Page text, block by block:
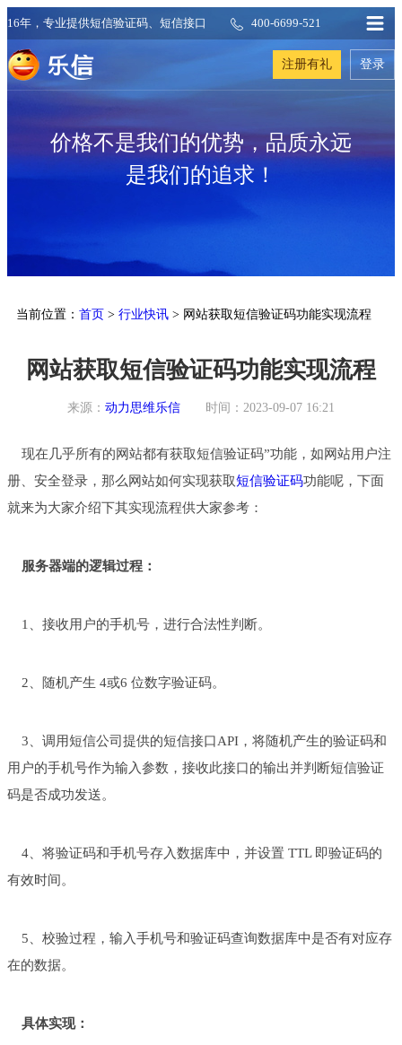
16年，专业提供短信验证码、短信接口 400-6699-521
注册有礼 登录
价格不是我们的优势，品质永远
是我们的追求！
当前位置： 首页 > 行业快讯 > 网站获取短信验证码功能实现流程
网站获取短信验证码功能实现流程
来源： 动力思维乐信 时间：2023-09-07 16:21
现在几乎所有的网站都有获取短信验证码”功能，如网站用户注
册、安全登录，那么网站如何实现获取短信验证码功能呢，下面
就来为大家介绍下其实现流程供大家参考：
服务器端的逻辑过程：
1、接收用户的手机号，进行合法性判断。
2、随机产生 4或6 位数字验证码。
3、调用短信公司提供的短信接口API，将随机产生的验证码和
用户的手机号作为输入参数，接收此接口的输出并判断短信验证
码是否成功发送。
4、将验证码和手机号存入数据库中，并设置 TTL 即验证码的
有效时间。
5、校验过程，输入手机号和验证码查询数据库中是否有对应存
在的数据。
具体实现：